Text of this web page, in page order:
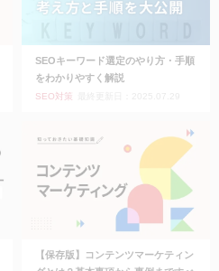
SEOキーワード選定のやり方・手順
をわかりやすく解説
SEO対策
【保存版】コンテンツマーケティン